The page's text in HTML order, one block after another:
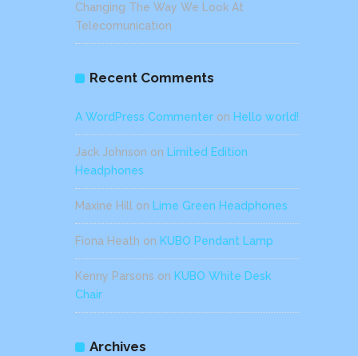
Changing The Way We Look At
Telecomunication
Recent Comments
A WordPress Commenter on Hello world!
Jack Johnson on
Limited Edition
Headphones
Maxine Hill on Lime Green Headphones
Fiona Heath on KUBO Pendant Lamp
Kenny Parsons on KUBO White Desk
Chair
Archives